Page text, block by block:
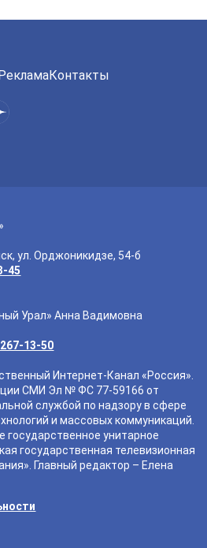
Контакты
ул. Орджоникидзе, 54-б
45
Урал» Анна Вадимовна
13-50
Интернет-Канал «Россия».
СМИ Эл № ФС 77-59166 от
службой по надзору в сфере
и массовых коммуникаций.
унитарное
государственная телевизионная
Главный редактор – Елена